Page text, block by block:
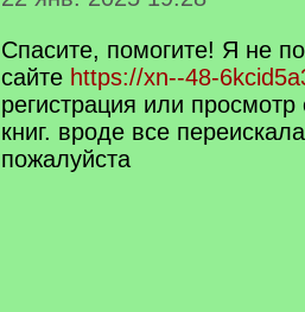
Спасите, помогите! Я не
сайте https://xn--48-
регистрация или
книг. вроде все
пожалуйста